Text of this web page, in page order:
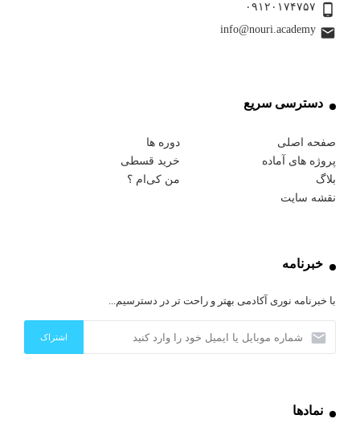
۰۹۱۲۰۱۷۴۷۵۷
info@nouri.academy
دسترسی سریع
صفحه اصلی
دوره ها
پروژه های آماده
خرید قسطی
بلاگ
من کی‌ام ؟
نقشه سایت
خبرنامه
با خبرنامه نوری آکادمی بهتر و راحت تر در دسترسیم...
نمادها